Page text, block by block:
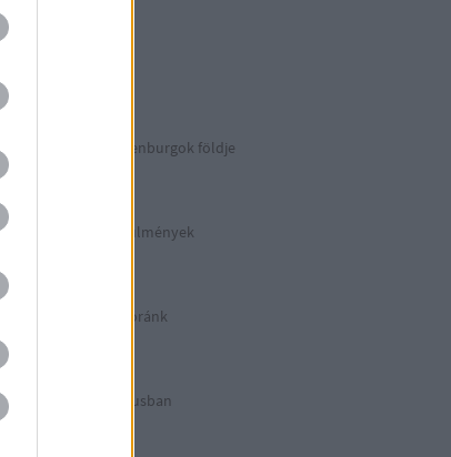
Irány észak, a Guldenburgok földje
Észak-Németország
Halálos munkakörülmények
Berlinben ütött az óránk
Halálos listázás luxusban
Berlin külső